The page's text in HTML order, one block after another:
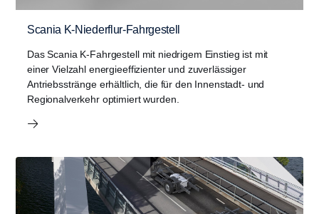
Scania K-Niederflur-Fahrgestell
Das Scania K-Fahrgestell mit niedrigem Einstieg ist mit
einer Vielzahl energieeffizienter und zuverlässiger
Antriebsstränge erhältlich, die für den Innenstadt- und
Regionalverkehr optimiert wurden.